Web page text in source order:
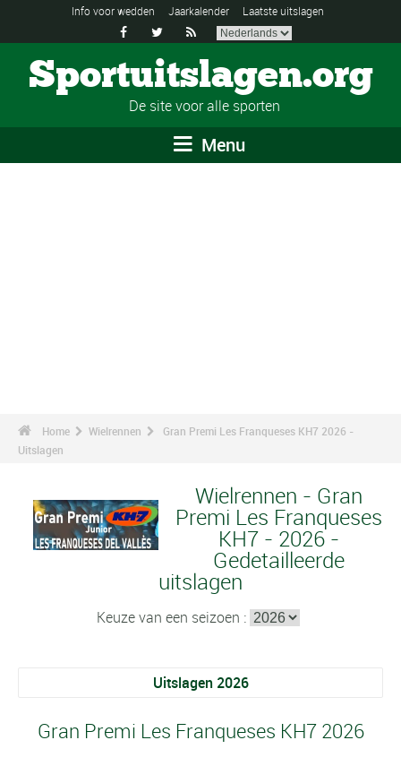
Info voor wedden Jaarkalender Laatste uitslagen
  
Sportuitslagen.org
De site voor alle sporten
Menu
Home Wielrennen
Gran Premi Les Franqueses KH7 2026 -
Uitslagen
Wielrennen - Gran
Premi Les Franqueses
KH7 - 2026 -
Gedetailleerde
uitslagen
Keuze van een seizoen :
Uitslagen 2026
Gran Premi Les Franqueses KH7 2026